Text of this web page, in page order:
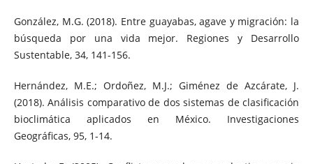
González, M.G. (2018). Entre guayabas, agave y migración: la
búsqueda por una vida mejor. Regiones y Desarrollo
Sustentable, 34, 141-156.
Hernández, M.E.; Ordoñez, M.J.; Giménez de Azcárate, J.
(2018). Análisis comparativo de dos sistemas de clasificación
bioclimática aplicados en México. Investigaciones
Geográficas, 95, 1-14.